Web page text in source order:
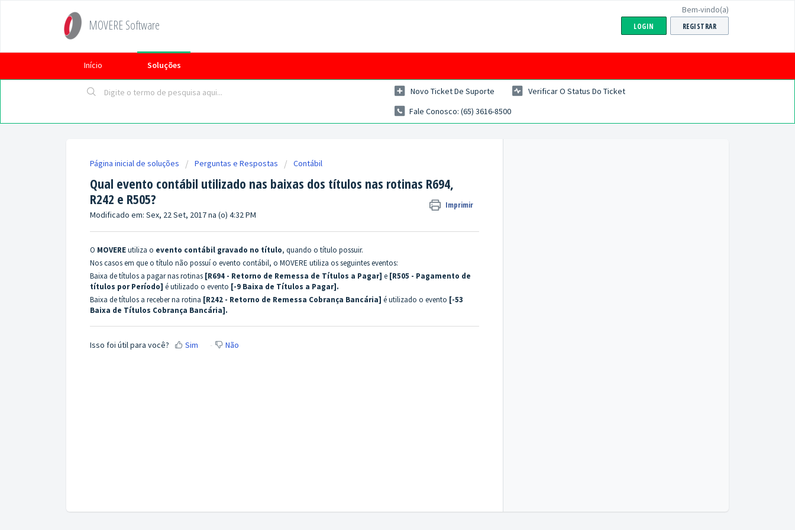
MOVERE Software
Bem-vindo(a)
LOGIN REGISTRAR
Início Soluções
Novo Ticket De Suporte
Verificar O Status Do Ticket
Fale Conosco: (65) 3616-8500
Página inicial de soluções Perguntas e Respostas Contábil
Qual evento contábil utilizado nas baixas dos títulos nas rotinas R694,
R242 e R505?
Imprimir
Modificado em: Sex, 22 Set, 2017 na (o) 4:32 PM
O MOVEREutiliza o evento contábil gravado no título, quando o título possuir.
Nos casos em que o título não possuí o evento contábil, o MOVERE utiliza os seguintes eventos:
Baixa de títulos a pagar nas rotinas [R694 - Retorno de Remessa de Títulos a Pagar] e [R505 - Pagamento de
títulos por Período] é utilizado o evento [-9 Baixa de Títulos a Pagar].
Baixa de títulos a receber na rotina [R242 - Retorno de Remessa Cobrança Bancária] é utilizado o evento [-53
Baixa de Títulos Cobrança Bancária].
Isso foi útil para você? Sim Não